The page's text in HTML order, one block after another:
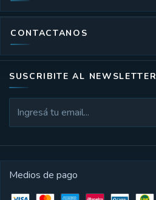
CONTACTANOS
SUSCRIBITE AL NEWSLETTER
Medios de pago